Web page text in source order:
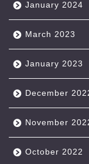
January 2024
March 2023
January 2023
December
November
October 2022